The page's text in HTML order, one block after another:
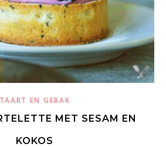
TAART EN GEBAK
MET SESAM EN
KOKOS